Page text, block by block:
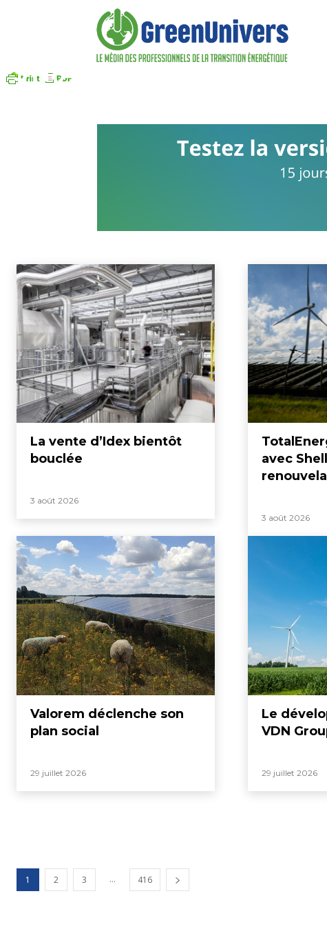
STRATÉGIES DES
La vente d’Idex bientôt
bouclée
3 août 2026
avec
3 août 2026
Valorem déclenche son
plan social
29 juillet 2026
Le
VDN
29 juillet 2026
1 2 3 ... 416